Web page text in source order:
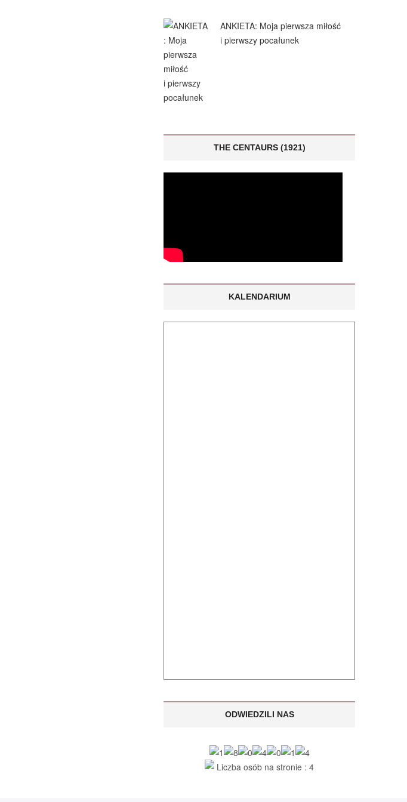
ANKIETA: Moja pierwsza miłość
i pierwszy pocałunek
THE CENTAURS (1921)
KALENDARIUM
ODWIEDZILI NAS
Liczba osób na stronie : 4